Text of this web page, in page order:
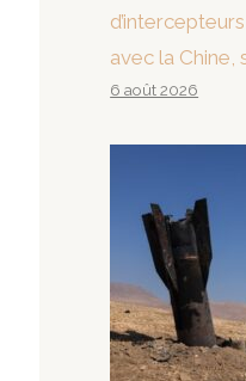
avec la Chine,
6 août 2026